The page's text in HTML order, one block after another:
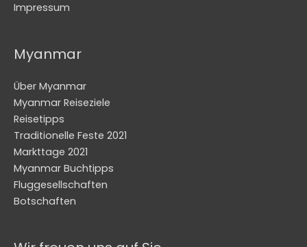
Impressum
Myanmar
Über Myanmar
Myanmar Reiseziele
Reisetipps
Traditionelle Feste 2021
Markttage 2021
Myanmar Buchtipps
Fluggesellschaften
Botschaften